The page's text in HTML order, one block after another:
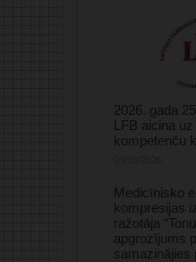
2026. gada
LFB aicina
kompetenču
Medicīnisko
kompresijas
ražotāja
apgrozījums
samazinājies